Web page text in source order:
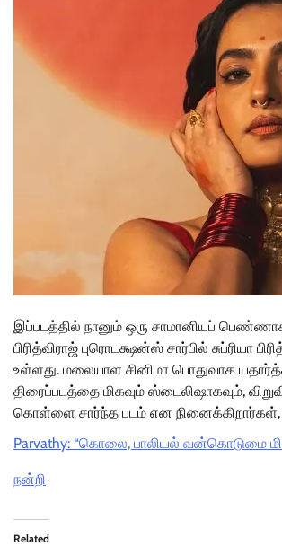
இப்படத்தில் நானும் ஒரு சாமானியப்
பிரித்விராஜ் புரொடக்ஷன்ஸ் சார்பில்
உள்ளது. மலையாள சினிமா பொதுவாக
திரைப்படத்தை மிகவும் ஸ்டைலிஷாகவும்,
கொள்ளை சார்ந்த படம் என நினைக்கிறார்கள்,
Parvathy: “கொலை, பாலியல் வன்கொடுமை
நன்றி
Related